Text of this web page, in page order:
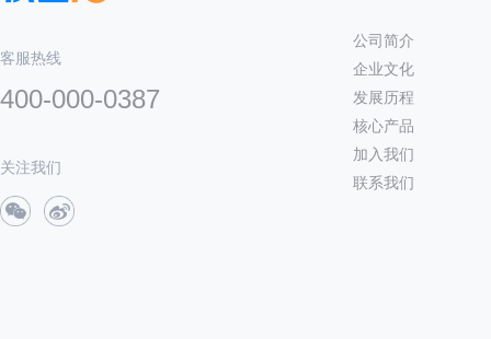
客服热线
400-000-0387
关注我们
公司简介
企业文化
发展历程
核心产品
加入我们
联系我们